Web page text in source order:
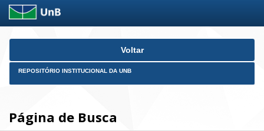
Skip
Voltar
REPOSITÓRIO INSTITUCIONAL DA UNB
Página de Busca